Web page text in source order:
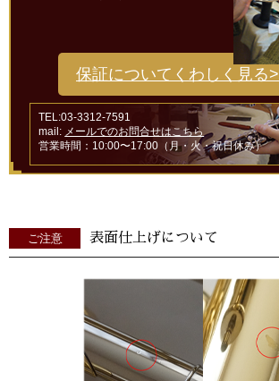
保証についてくわしく見る>
TEL:03-3312-7591
mail: メールでのお問合せはこちら
営業時間：10:00〜17:00（月・火・祝日休み）
ご注意 表面仕上げについて